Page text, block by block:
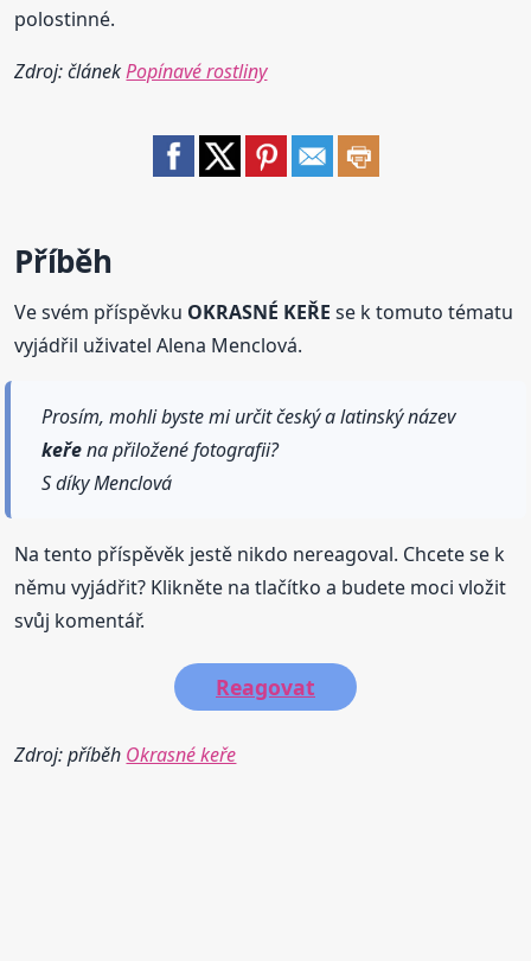
polostinné.
Zdroj: článekPopínavé rostliny
Příběh
Ve svém příspěvku OKRASNÉ KEŘE se k tomuto tématu
vyjádřil uživatel Alena Menclová.
Prosím, mohli byste mi určit český a latinský název
keřena přiložené fotografii?
S díky Menclová
Na tento příspěvěk jestě nikdo nereagoval. Chcete se k
němu vyjádřit? Klikněte na tlačítko a budete moci vložit
svůj komentář.
Reagovat
Zdroj: příběh Okrasné keře